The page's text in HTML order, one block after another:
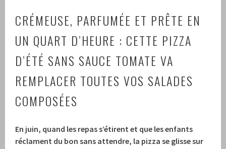
CRÉMEUSE, PARFUMÉE ET PRÊTE EN
UN QUART D’HEURE : CETTE PIZZA
D’ÉTÉ SANS SAUCE TOMATE VA
REMPLACER TOUTES VOS SALADES
COMPOSÉES
En juin, quand les repas s’étirent et que les enfants
réclament du bon sans attendre, la pizza se glisse sur